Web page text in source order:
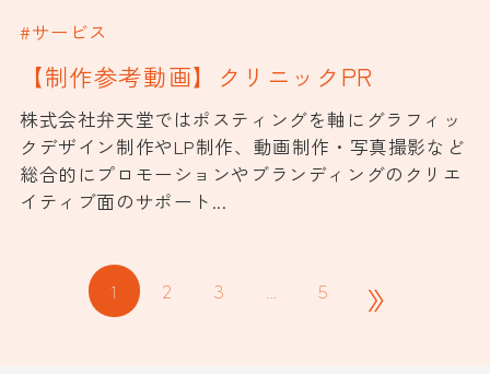
#サービス
【制作参考動画】クリニックPR
株式会社弁天堂ではポスティングを軸にグラフィッ
クデザイン制作やLP制作、動画制作・写真撮影など
総合的にプロモーションやブランディングのクリエ
イティブ面のサポート...
1 2 3 5 »